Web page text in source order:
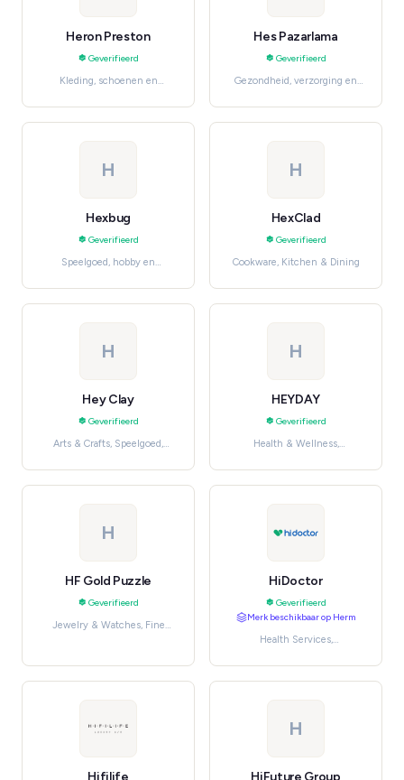
Heron Preston
Geverifieerd
Kleding, schoenen en
Hes Pazarlama
Geverifieerd
Gezondheid, verzorging en
H
Hexbug
Geverifieerd
Speelgoed, hobby en
H
HexClad
Geverifieerd
Cookware, Kitchen & Dining
H
Hey Clay
Geverifieerd
Arts & Crafts, Speelgoed,
H
HEYDAY
Geverifieerd
Health & Wellness,
beauty
H
HF Gold Puzzle
Geverifieerd
Jewelry & Watches, Fine
HiDoctor
Geverifieerd
Merk beschikbaar op Herm
Health Services,
huishoudelijke diensten
Hifilife
H
HiFuture Group